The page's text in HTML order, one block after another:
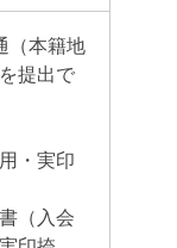
（本籍地
提出で
・実印
（入会